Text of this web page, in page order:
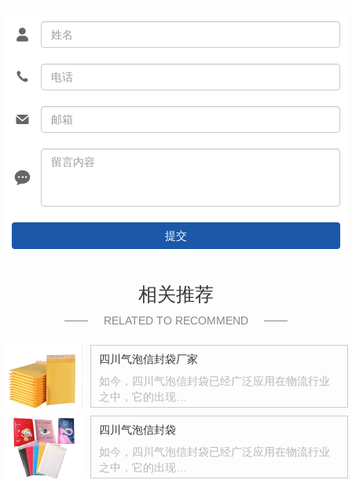
提交
相关推荐
RELATED TO RECOMMEND
四川气泡信封袋厂家
如今，四川气泡信封袋已经广泛应用在物流行业
之中，它的出现…
四川气泡信封袋
如今，四川气泡信封袋已经广泛应用在物流行业
之中，它的出现…